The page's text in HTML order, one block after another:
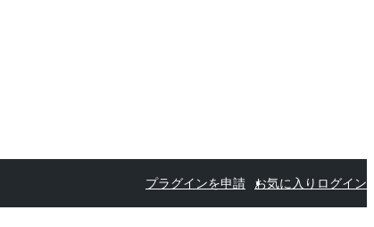
プラグインを申請 お気に入り ログイン